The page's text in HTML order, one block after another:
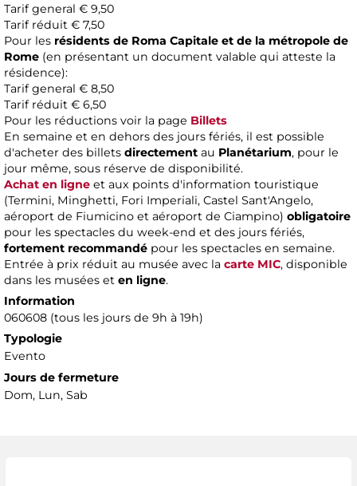
Tarif general € 9,50
Tarif réduit € 7,50
Pour les résidents de Roma Capitale et de la métropole de
Rome (en présentant un document valable qui atteste la
résidence):
Tarif general € 8,50
Tarif réduit € 6,50
Pour les réductions voir la page Billets
En semaine et en dehors des jours fériés, il est possible
d'acheter des billets directement au Planétarium, pour le
jour même, sous réserve de disponibilité.
Achat en ligne et aux points d'information touristique
(Termini, Minghetti, Fori Imperiali, Castel Sant'Angelo,
aéroport de Fiumicino et aéroport de Ciampino) obligatoire
pour les spectacles du week-end et des jours fériés,
fortement recommandé pour les spectacles en semaine.
Entrée à prix réduit au musée avec la carte MIC, disponible
dans les musées et en ligne.
Information
060608 (tous les jours de 9h à 19h)
Typologie
Evento
Jours de fermeture
Dom, Lun, Sab